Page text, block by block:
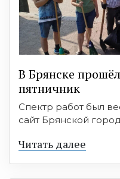
В Брянске
пятничник
Спектр работ был
сайт Брянской
Читать далее